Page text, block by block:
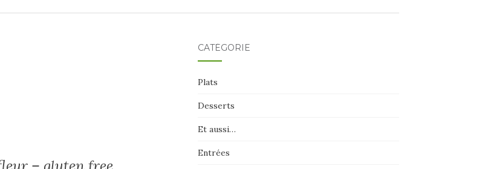
CATÉGORIE
Plats
Desserts
Et aussi…
Entrées